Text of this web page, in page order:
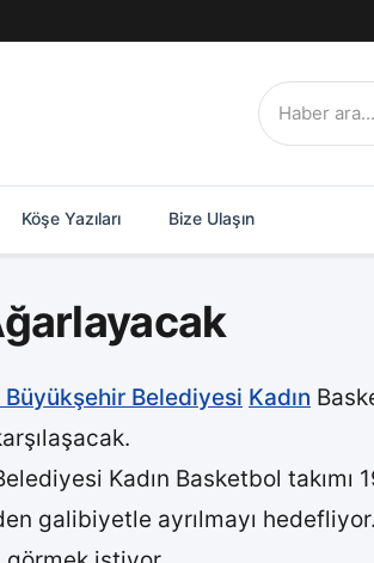
Ara:
Köşe Yazıları Bize Ulaşın
Büyükşehir Belediyesi Kadın
Kadın Basketbol takımı
galibiyetle ayrılmayı hedefliyor.